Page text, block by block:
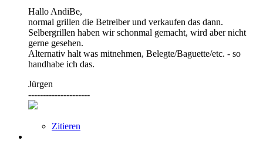
Hallo AndiBe,
normal grillen die Betreiber und verkaufen das dann.
Selbergrillen haben wir schonmal gemacht, wird aber nicht
gerne gesehen.
Alternativ halt was mitnehmen, Belegte/Baguette/etc. - so
handhabe ich das.
Jürgen
---------------------
Zitieren